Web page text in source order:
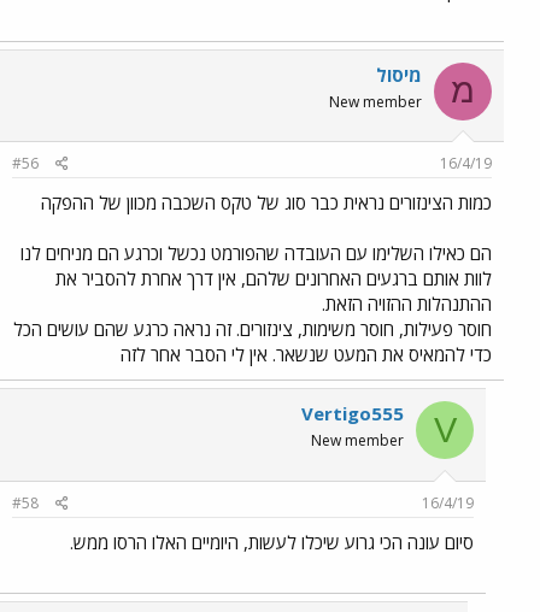
מ מיסול
New member
16/4/19
#56
כמות הצינזורים נראית כבר סוג של טקס השכבה מכוון של ההפקה
הם כאילו השלימו עם העובדה שהפורמט נכשל וכרגע הם מניחים לנו
לוות אותם ברגעים האחרונים שלהם, אין דרך אחרת להסביר את
ההתנהלות ההזויה הזאת.
חוסר פעילות, חוסר משימות, צינזורים. זה נראה כרגע שהם עושים הכל
כדי להמאיס את המעט שנשאר. אין לי הסבר אחר לזה
V
Vertigo555
New member
16/4/19
#58
סיום עונה הכי גרוע שיכלו לעשות, היומיים האלו הרסו ממש.